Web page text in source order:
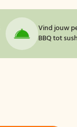
Vind jouw
BBQ tot